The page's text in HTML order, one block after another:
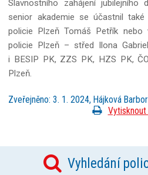
Slavnostního zahájení jubilejního
senior akademie se účastnil
policie Plzeň Tomáš Petřík nebo
policie Plzeň – střed Ilona
i BESIP PK, ZZS PK, HZS PK,
Plzeň.
Zveřejněno: 3. 1. 2024, Hájková
Vytisknout
Vyhledání